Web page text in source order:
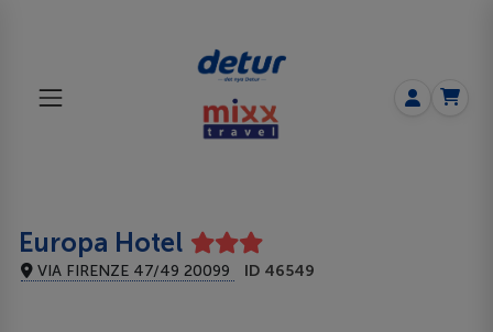
Europa Hotel
VIA FIRENZE 47/49 20099 ID 46549